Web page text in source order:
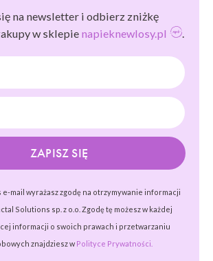
na newsletter i odbierz zniżkę
w sklepie napieknewlosy.pl .
ZAPISZ SIĘ
e-mail wyrażasz zgodę na otrzymywanie informacji
Solutions sp. z o.o. Zgodę tę możesz w każdej
informacji o swoich prawach i przetwarzaniu
znajdziesz w Polityce Prywatności.